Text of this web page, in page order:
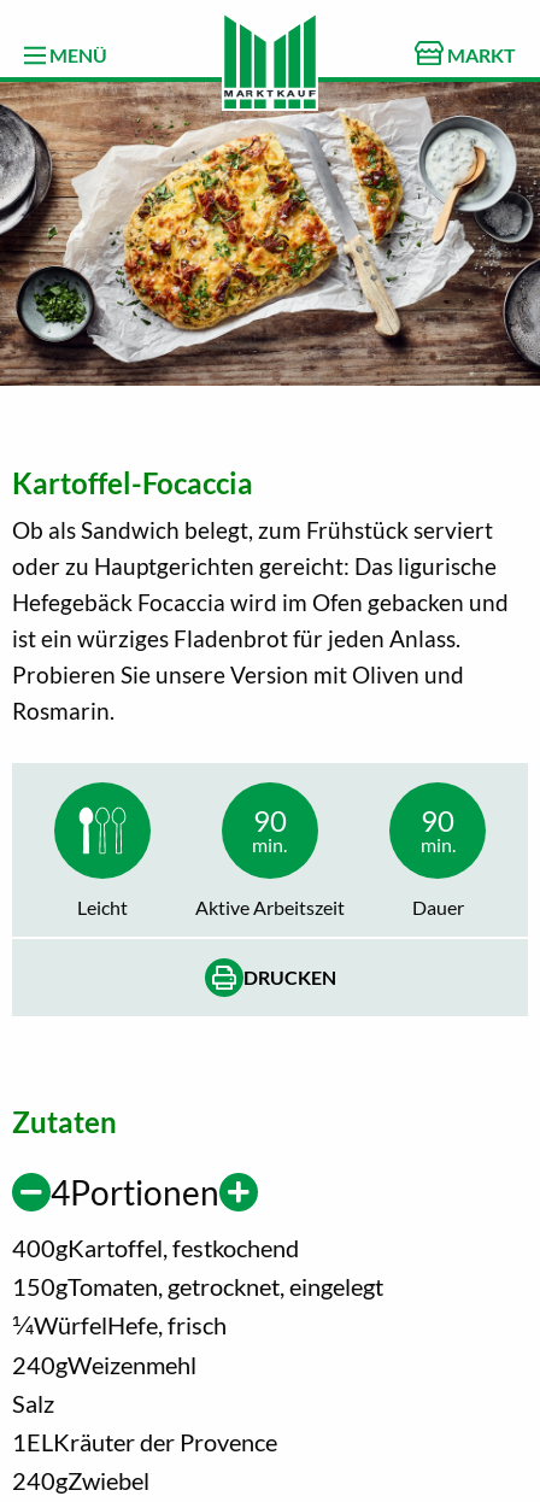
MENÜ MARKT
Kartoffel-Focaccia
Ob als Sandwich belegt, zum Frühstück serviert
oder zu Hauptgerichten gereicht: Das ligurische
Hefegebäck Focaccia wird im Ofen gebacken und
ist ein würziges Fladenbrot für jeden Anlass.
Probieren Sie unsere Version mit Oliven und
Rosmarin.
Leicht
90
min.
Aktive Arbeitszeit
90
min.
Dauer
DRUCKEN
Zutaten
4Portionen
400gKartoffel, festkochend
150gTomaten, getrocknet, eingelegt
1/4WürfelHefe, frisch
240gWeizenmehl
Salz
1 EL Kräuter der Provence
240gZwiebel